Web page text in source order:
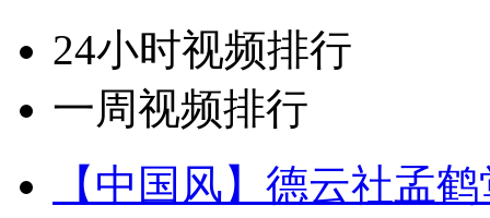
24小时视频排行
一周视频排行
【中国风】德云社孟